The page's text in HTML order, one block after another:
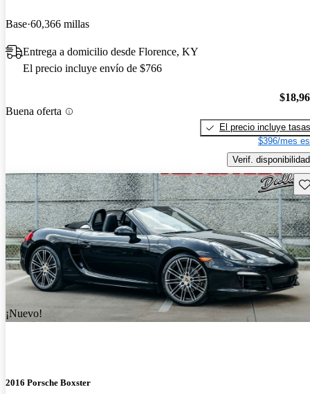
Base 60,366 millas
Entrega a domicilio desde Florence, KY
El precio incluye envío de $766
Buena oferta
El precio incluye tasas
$396/mes
Verif. disponibilidad
¡Nuevo!
2016 Porsche Boxster